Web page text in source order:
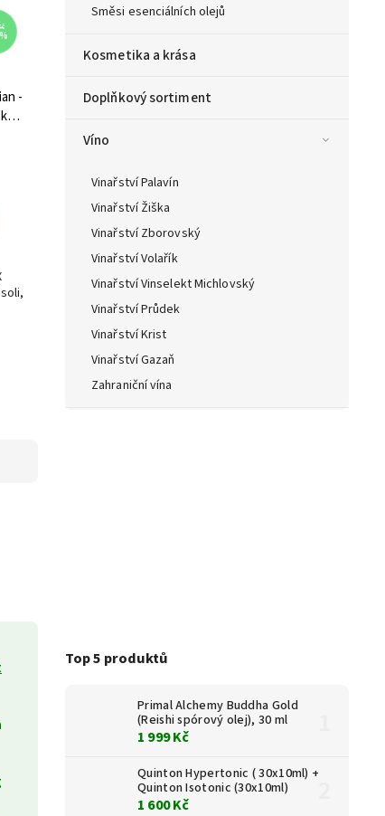
Směsi esenciálních olejů
Kosmetika a krása
Doplňkový sortiment
Víno
Vinařství Palavín
Vinařství Žiška
Vinařství Zborovský
Vinařství Volařík
Vinařství Vinselekt Michlovský
Vinařství Průdek
Vinařství Krist
Vinařství Gazaň
Zahraniční vína
Top 5 produktů
Primal Alchemy Buddha Gold
(Reishi spórový olej), 30 ml
1 999 Kč
Quinton Hypertonic ( 30x10ml) +
Quinton Isotonic (30x10ml)
1 600 Kč
-